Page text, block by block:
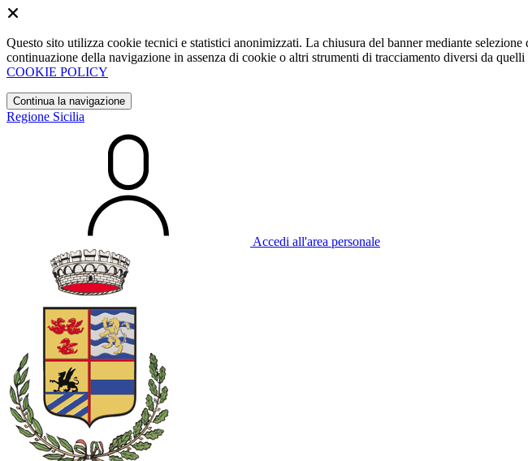
Questo sito utilizza cookie tecnici e statistici anonimizzati. La chiusura del banner mediante
continuazione della navigazione in assenza di cookie o altri strumenti di tracciamento diversi da quelli
COOKIE POLICY
Continua la navigazione
Regione Sicilia
Accedi all'area personale